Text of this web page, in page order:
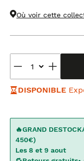
Où voir cette
DISPONIBLE
🔥GRAND
450€)
Les 8 et 9 aout